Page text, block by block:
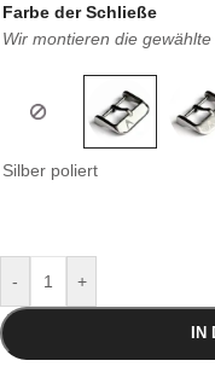
Farbe der Schließe
Wir montieren die
Silber poliert
- +
IN